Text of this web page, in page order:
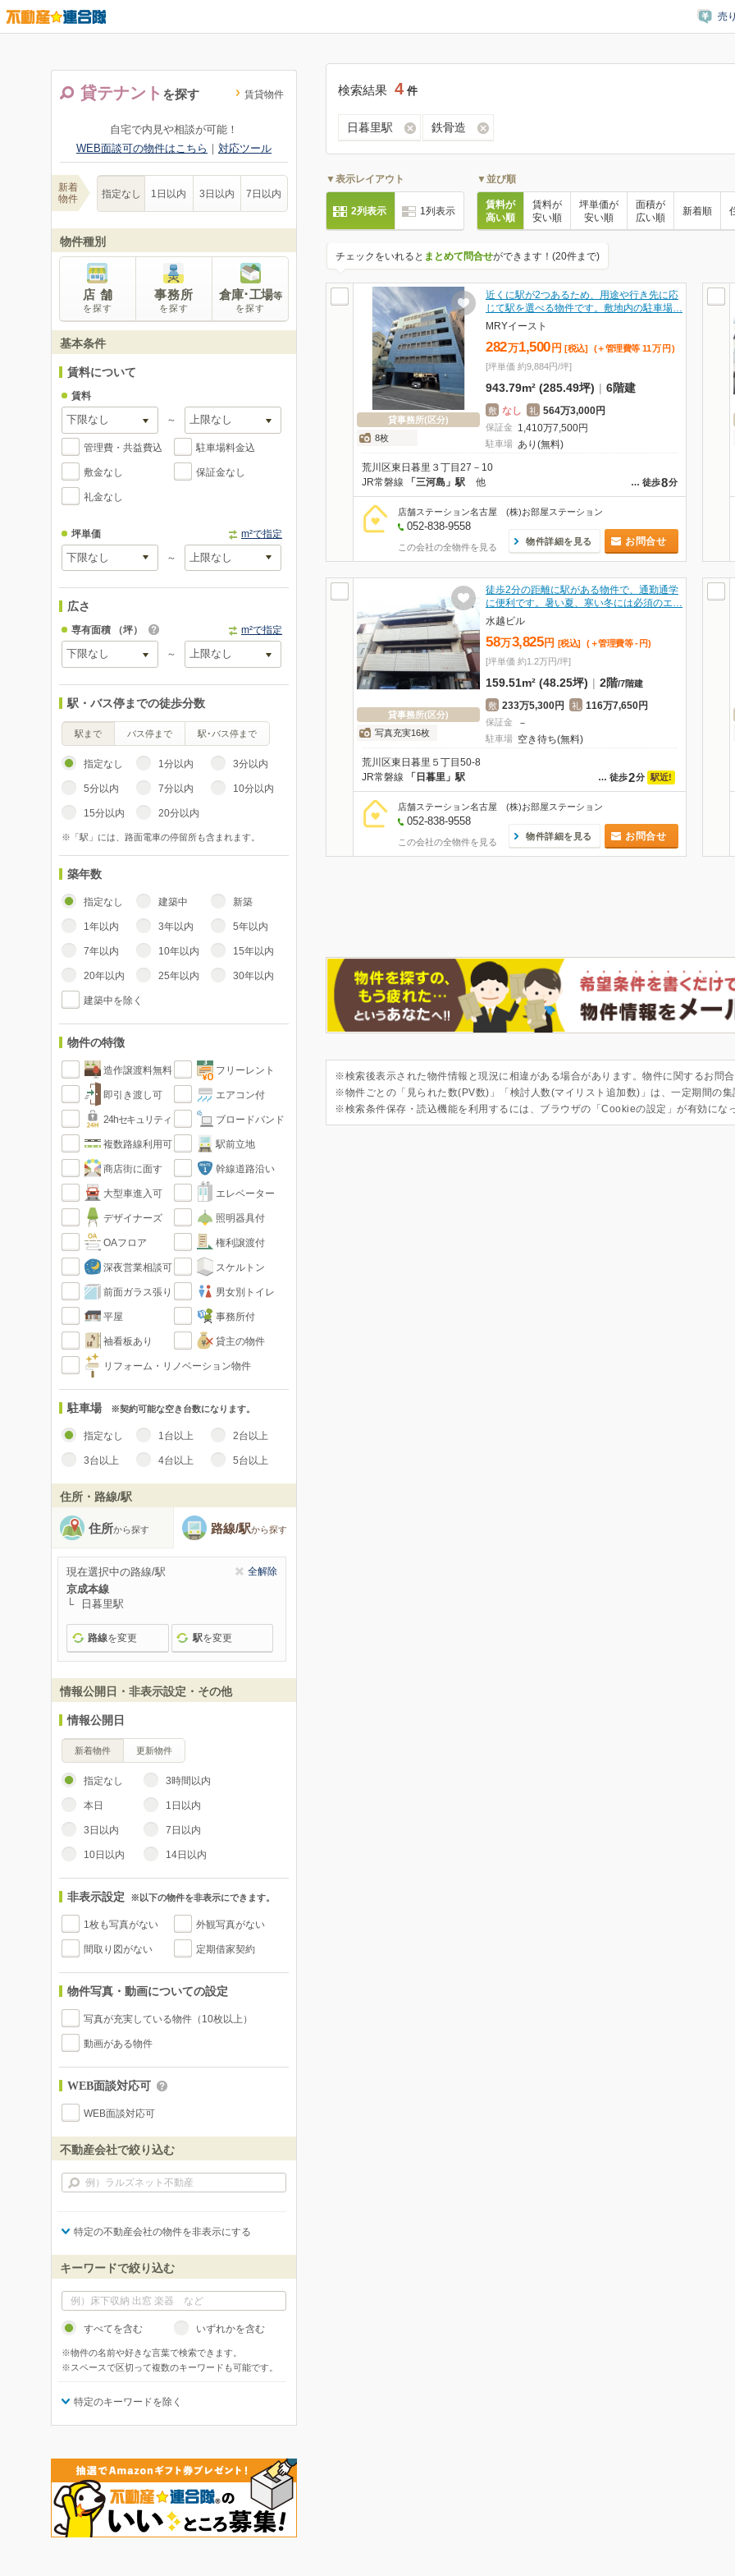
売
貸テナント を探す 賃貸物件
自宅で内見や相談が可能！
WEB面談可の物件はこちら ｜ 対応ツール
新着
物件
指定なし 1日以内 3日以内 7日以内
物件種別
店 舗
を探す
事務所
を探す
倉庫･工場等
を探す
基本条件
賃料について
賃料
～
管理費・共益費込 駐車場料金込
敷金なし 保証金なし
礼金なし
坪単価 m²で指定
～
広さ
専有面積 （坪） m²で指定
～
駅・バス停までの徒歩分数
駅まで バス停まで 駅･バス停まで
指定なし 1分以内 3分以内
5分以内 7分以内 10分以内
15分以内 20分以内
※「駅」には、路面電車の停留所も含まれます。
築年数
指定なし 建築中 新築
1年以内 3年以内 5年以内
7年以内 10年以内 15年以内
20年以内 25年以内 30年以内
建築中を除く
物件の特徴
造作譲渡料無料 フリーレント
即引き渡し可 エアコン付
24hセキュリティ ブロードバンド
複数路線利用可 駅前立地
商店街に面す 幹線道路沿い
大型車進入可 エレベーター
デザイナーズ 照明器具付
OAフロア 権利譲渡付
深夜営業相談可 スケルトン
前面ガラス張り 男女別トイレ
平屋 事務所付
袖看板あり 貸主の物件
リフォーム・リノベーション物件
駐車場 ※契約可能な空き台数になります。
指定なし 1台以上 2台以上
3台以上 4台以上 5台以上
住所・路線/駅
住所から探す 路線/駅から探す
現在選択中の路線/駅 全解除
京成本線
日暮里駅
路線を変更 駅を変更
情報公開日・非表示設定・その他
情報公開日
新着物件 更新物件
指定なし 3時間以内
本日 1日以内
3日以内 7日以内
10日以内 14日以内
非表示設定 ※以下の物件を非表示にできます。
1枚も写真がない 外観写真がない
間取り図がない 定期借家契約
物件写真・動画についての設定
写真が充実している物件（10枚以上）
動画がある物件
WEB面談対応可
WEB面談対応可
不動産会社で絞り込む
特定の不動産会社の物件を非表示にする
キーワードで絞り込む
すべてを含む いずれかを含む
※物件の名前や好きな言葉で検索できます。
※スペースで区切って複数のキーワードも可能です。
特定のキーワードを除く
検索結果 4 件
日暮里駅 鉄骨造
▼表示レイアウト
2列表示 1列表示
▼並び順
賃料が
高い順
賃料が
安い順
坪単価が
安い順
面積が
広い順
新着順
チェックをいれると まとめて問合せができます！(20件まで)
貸事務所(区分)
8枚
近くに駅が2つあるため、用途や行き先に応
じて駅を選べる物件です。敷地内の駐車場…
MRYイースト
282万1,500 円 [税込] (＋管理費等 11万 円 )
[坪単価 約9,884円/坪]
943.79m² (285.49坪) | 6階建
敷 なし 礼 564万3,000円
保証金 1,410万7,500円
駐車場 あり(無料)
荒川区東日暮里３丁目27－10
… 徒歩8分
JR常磐線 「三河島」駅 他
店舗ステーション名古屋 (株)お部屋ステーション
052-838-9558
この会社の全物件を見る
物件詳細を見る お問合せ
貸事務所(区分)
写真充実16枚
徒歩2分の距離に駅がある物件で、通勤通学
に便利です。暑い夏、寒い冬には必須のエ…
水越ビル
58万3,825 円 [税込] (＋管理費等 - 円)
[坪単価 約1.2万円/坪]
159.51m² (48.25坪) | 2階/7階建
敷 233万5,300円 礼 116万7,650円
保証金 －
駐車場 空き待ち(無料)
荒川区東日暮里５丁目50-8
… 徒歩2分 駅近!
JR常磐線 「日暮里」駅
店舗ステーション名古屋 (株)お部屋ステーション
052-838-9558
この会社の全物件を見る
物件詳細を見る お問合せ
※検索後表示された物件情報と現況に相違がある場合があります。物件に関するお問
※物件ごとの「見られた数(PV数)」「検討人数(マイリスト追加数)」は、一定期間の
※検索条件保存・読込機能を利用するには、ブラウザの「Cookieの設定」が有効にな